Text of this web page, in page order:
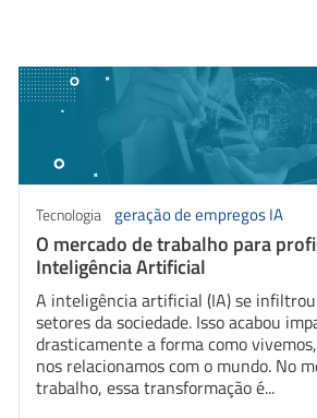
Tecnologia geração de empregos IA
O mercado de trabalho para
Inteligência Artificial
A inteligência artificial (IA) se
setores da sociedade. Isso acabou
drasticamente a forma como
nos relacionamos com o mundo. No
trabalho, essa transformação é...